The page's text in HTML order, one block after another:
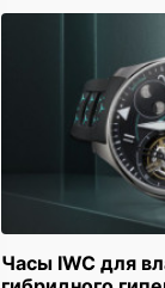
Часы IWC для